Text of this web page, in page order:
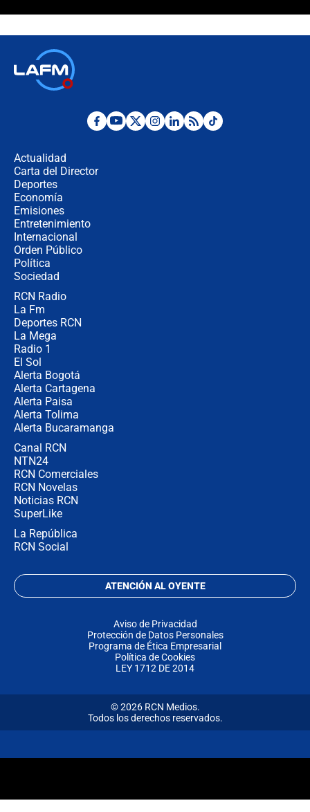
Estratega de Abelardo de la Espriella
Actualidad
Carta del Director
Deportes
Economía
Emisiones
Entretenimiento
Internacional
Orden Público
Política
Sociedad
RCN Radio
La Fm
Deportes RCN
La Mega
Radio 1
El Sol
Alerta Bogotá
Alerta Cartagena
Alerta Paisa
Alerta Tolima
Alerta Bucaramanga
Canal RCN
NTN24
RCN Comerciales
RCN Novelas
Noticias RCN
SuperLike
La República
RCN Social
ATENCIÓN AL OYENTE
Aviso de Privacidad
Protección de Datos Personales
Programa de Ética Empresarial
Política de Cookies
LEY 1712 DE 2014
© 2026 RCN Medios.
Todos los derechos reservados.